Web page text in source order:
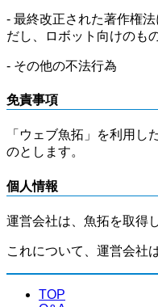
- 最終改正された著作権
だし、ロボット向けのも
- その他の不法行為
免責事項
「ウェブ魚拓」を利用
のとします。
個人情報
運営会社は、魚拓を取得
これについて、運営会社
TOP